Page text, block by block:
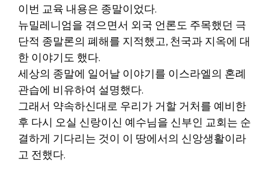
이번 교육 내용은 종말이었다.
뉴밀레니엄을 겪으면서 외국 언론도 주목했던 극
단적 종말론의 폐해를 지적했고, 천국과 지옥에 대
한 이야기도 했다.
세상의 종말에 일어날 이야기를 이스라엘의 혼례
관습에 비유하여 설명했다.
그래서 약속하신대로 우리가 거할 거처를 예비한
후 다시 오실 신랑이신 예수님을 신부인 교회는 순
결하게 기다리는 것이 이 땅에서의 신앙생활이라
고 전했다.